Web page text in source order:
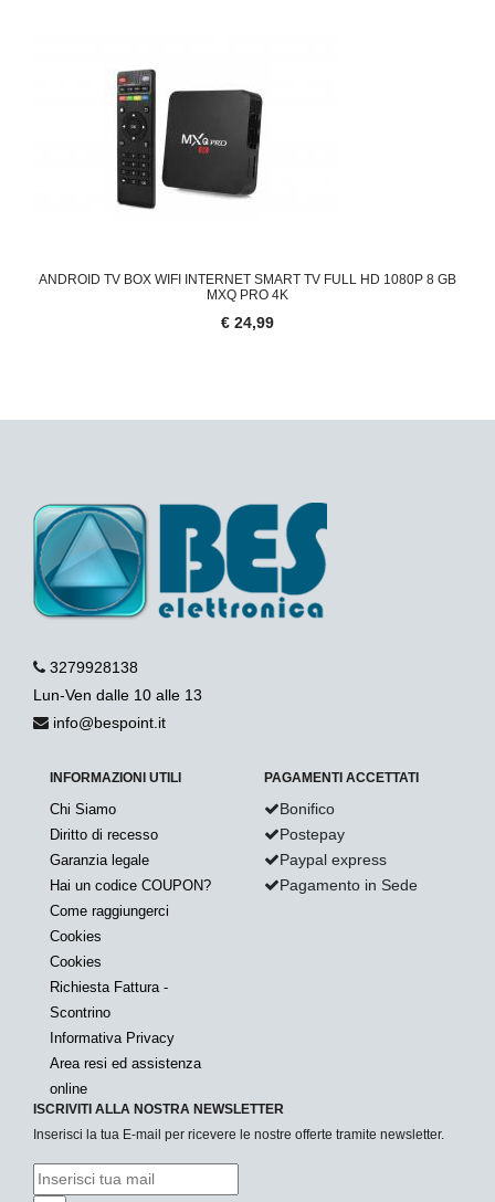
ANDROID TV BOX WIFI INTERNET SMART TV FULL HD 1080P 8 GB
MXQ PRO 4K
€ 24,99
3279928138
Lun-Ven dalle 10 alle 13
info@bespoint.it
INFORMAZIONI UTILI
Chi Siamo
Diritto di recesso
Garanzia legale
Hai un codice COUPON?
Come raggiungerci
Cookies
Cookies
Richiesta Fattura -
Scontrino
Informativa Privacy
Area resi ed assistenza
online
PAGAMENTI ACCETTATI
Bonifico
Postepay
Paypal express
Pagamento in Sede
ISCRIVITI ALLA NOSTRA NEWSLETTER
Inserisci la tua E-mail per ricevere le nostre offerte tramite newsletter.